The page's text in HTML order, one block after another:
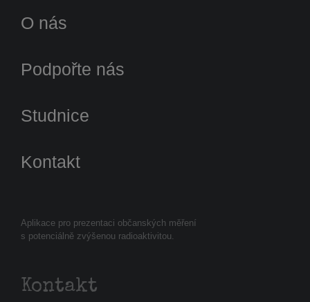
Aplikace pro prezentaci občanských měření
s potenciálně zvýšenou radioaktivitou.
Kontakt
O nás
Podpořte nás
Studnice
Kontakt